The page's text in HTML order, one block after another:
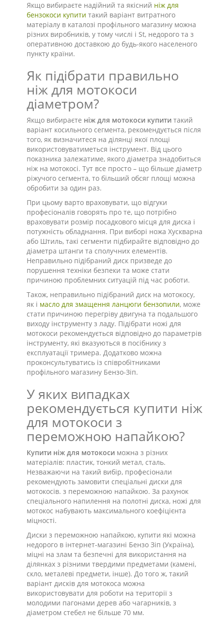
Якщо вибираєте надійний та якісний ніж для
бензокоси купити такий варіант витратного
матеріалу в каталозі профільного магазину можна
різних виробників, у тому числі і St, недорого та з
оперативною доставкою до будь-якого населеного
пункту країни.
Як підібрати правильно
ніж для мотокоси
діаметром?
Якщо вибираєте ніж для мотокоси купити такий
варіант косильного сегмента, рекомендується після
того, як визначитеся на ділянці якої площі
використовуватиметься інструмент. Від цього
показника залежатиме, якого діаметра знадобиться
ніж на мотокосі. Тут все просто – що більше діаметр
ріжучого сегмента, то більший обсяг площі можна
обробити за один раз.
При цьому варто враховувати, що відгуки
професіоналів говорять про те, що потрібно
враховувати розмір посадкового місця для диска і
потужність обладнання. При виборі ножа Хускварна
або Штиль, такі сегменти підбирайте відповідно до
діаметра штанги та сполучних елементів.
Неправильно підібраний диск призведе до
порушення техніки безпеки та може стати
причиною проблемних ситуацій під час роботи.
Також, неправильно підібраний диск на мотокосу,
як і масло для змащення ланцюги бензопили, може
стати причиною перегріву двигуна та подальшого
виходу інструменту з ладу. Підібрати ножі для
мотокоси рекомендується відповідно до параметрів
інструменту, які вказуються в посібнику з
експлуатації тримера. Додатково можна
проконсультуватись із співробітниками
профільного магазину Бензо-Зіп.
У яких випадках
рекомендується купити ніж
для мотокоси з
переможною напайкою?
Купити ніж для мотокоси можна з різних
матеріалів: пластик, тонкий метал, сталь.
Незважаючи на такий вибір, професіонали
рекомендують замовити спеціальні диски для
мотокосів. з переможною напайкою. За рахунок
спеціального напилення на полотні диска, ножі для
мотокос набувають максимального коефіцієнта
міцності.
Диски з переможною напайкою, купити які можна
недорого в інтернет-магазині Бензо Зіп (Україна),
міцні на злам та безпечні для використання на
ділянках з різними твердими предметами (камені,
скло, металеві предмети, інше). До того ж, такий
варіант дисків для мотокоса можна
використовувати для роботи на території з
молодими пагонами дерев або чагарників, з
діаметром стебел не більше 70 мм.